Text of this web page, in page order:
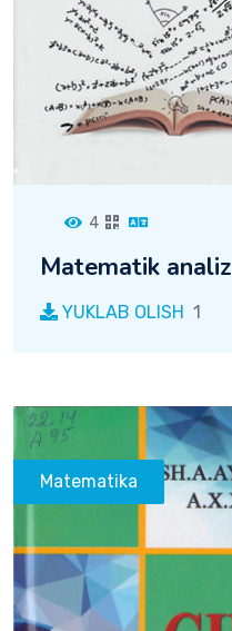
4
Matematik analiz
YUKLAB OLISH 1
Matematika